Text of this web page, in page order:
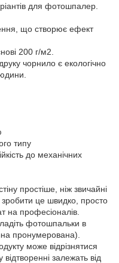
для фотошпалер.
що створює ефект
200 г/м2.
чорнило є екологічно
типу
до механічних
простіше, ніж звичайні
зробити це швидко, просто
на професіоналів.
фотошпальки в
пронумерована).
може відрізнятися
відтворенні залежать від